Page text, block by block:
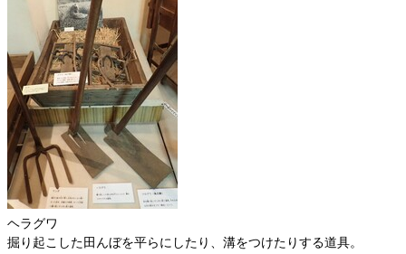
ヘラグワ
掘り起こした田んぼを平らにしたり、溝をつけたりする道具。